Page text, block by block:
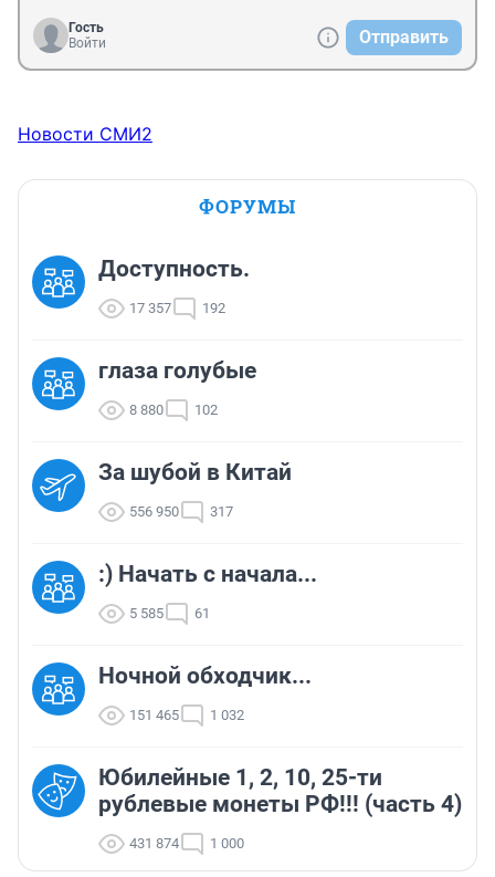
Гость
Войти
Отправить
Новости СМИ2
ФОРУМЫ
Доступность.
17 357 192
глаза голубые
8 880 102
За шубой в Китай
556 950 317
:) Начать с начала...
5 585 61
Ночной обходчик...
151 465 1 032
Юбилейные 1, 2, 10, 25-ти
рублевые монеты РФ!!! (часть 4)
431 874 1 000